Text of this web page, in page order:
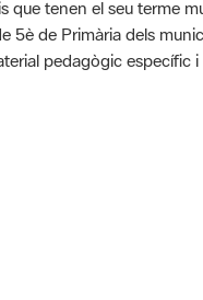
que tenen el seu terme
5è de Primària dels
pedagògic específic